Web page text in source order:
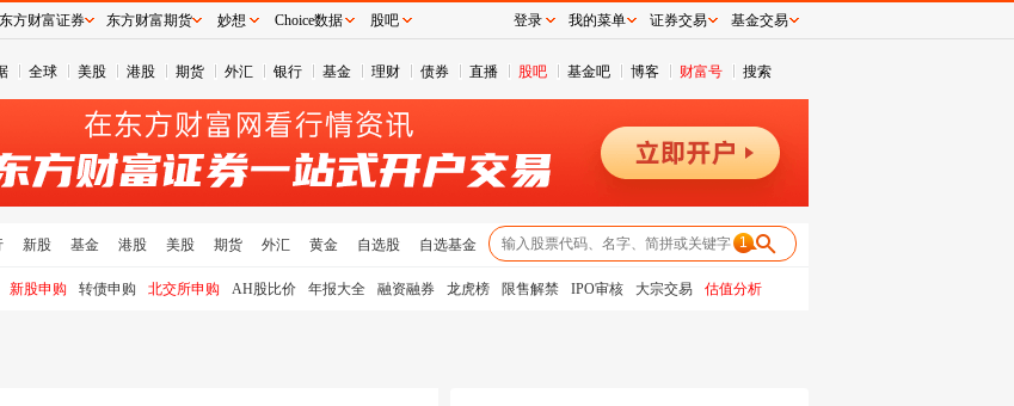
全球 美股 港股 期货 外汇 银行 基金 理财 债券 直播 股吧 基金吧 博客 财富号 搜索
新股 基金 港股 美股 期货 外汇 黄金 自选股 自选基金 1
新股申购 转债申购 北交所申购 AH股比价 年报大全 融资融券 龙虎榜 限售解禁 IPO审核 大宗交易 估值分析
东方财富证券 东方财富期货 妙想 Choice数据 股吧 登录 我的菜单 证券交易 基金交易